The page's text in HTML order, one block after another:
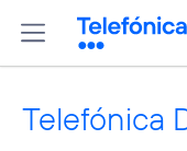
Telefónica